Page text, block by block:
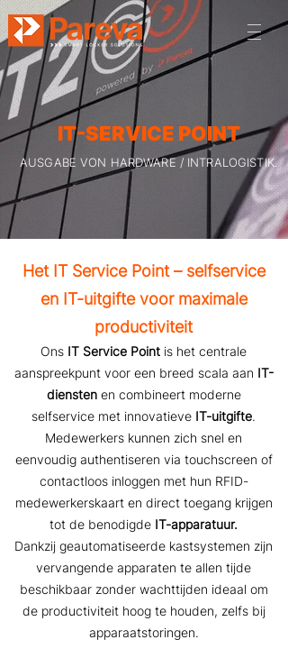
IT-SERVICE POINT
AUSGABE VON HARDWARE / INTRALOGISTIK.
Het IT Service Point – selfservice
en IT-uitgifte voor maximale
productiviteit
Ons IT Service Point is het centrale
aanspreekpunt voor een breed scala aan IT-
dienstenen combineert moderne
selfservice met innovatieve IT-uitgifte.
Medewerkers kunnen zich snel en
eenvoudig authentiseren via touchscreen of
contactloos inloggen met hun RFID-
medewerkerskaart en direct toegang krijgen
tot de benodigde IT-apparatuur.
Dankzij geautomatiseerde kastsystemen zijn
vervangende apparaten te allen tijde
beschikbaar zonder wachttijden ideaal om
de productiviteit hoog te houden, zelfs bij
apparaatstoringen.